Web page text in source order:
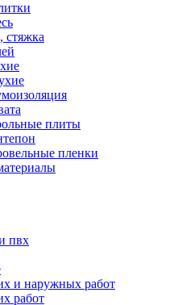
стяжка
плиты
пленки
пвх
и наружных работ
работ